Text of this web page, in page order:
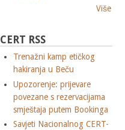
Više
CERT RSS
Trenažni kamp etičkog
hakiranja u Beču
Upozorenje: prijevare
povezane s rezervacijama
smještaja putem Bookinga
Savjeti Nacionalnog CERT-